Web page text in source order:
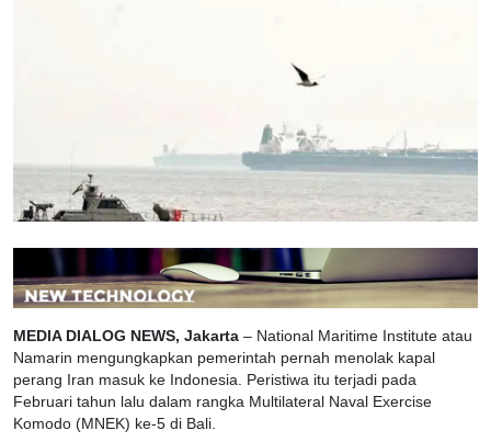
MEDIA DIALOG NEWS, Jakarta – National Maritime Institute atau
Namarin mengungkapkan pemerintah pernah menolak kapal
perang Iran masuk ke Indonesia. Peristiwa itu terjadi pada
Februari tahun lalu dalam rangka Multilateral Naval Exercise
Komodo (MNEK) ke-5 di Bali.